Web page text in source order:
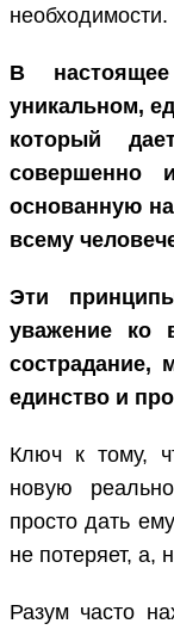
необходимости.
В
уникальном,
который
совершенно
основанную
всему
Эти
уважение ко
сострадание,
единство и
Ключ к тому,
новую
просто дать
не потеряет, а,
Разум часто